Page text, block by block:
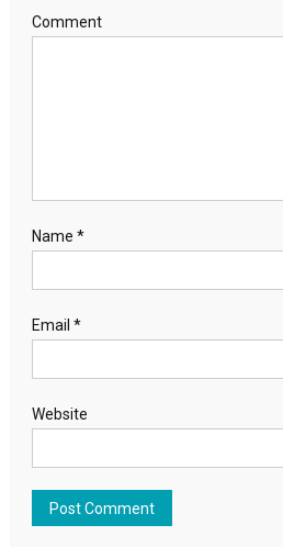
Comment
Name *
Email *
Website